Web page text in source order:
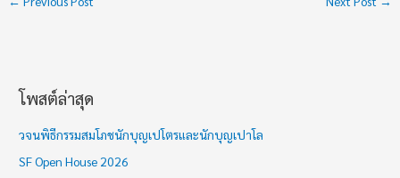
โพสต์ล่าสุด
วจนพิธีกรรมสมโภชนักบุญเปโตรและนักบุญเปาโล
SF Open House 2026
ช่
ง
เ